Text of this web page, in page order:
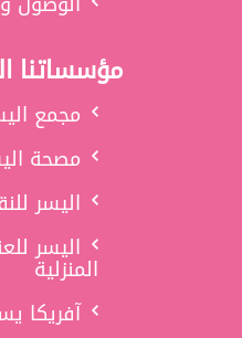
مؤسساتنا
مجمع
مصحة
اليسر
اليسر
المنزلية
آفريكا